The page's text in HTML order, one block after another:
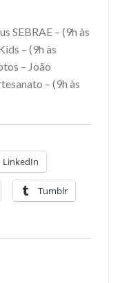
SEBRAE – (9h às
– (9h às
– João
– (9h às
LinkedIn
Tumblr